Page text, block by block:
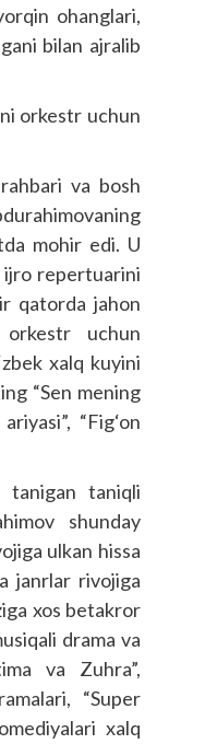
ohanglari,
bilan ajralib
orkestr uchun
va bosh
mohir edi. U
ijro repertuarini
qatorda jahon
uchun
xalq kuyini
“Sen mening
“Fig‘on
tanigan taniqli
shunday
ulkan hissa
janrlar rivojiga
xos betakror
drama va
va Zuhra”,
“Super
xalq